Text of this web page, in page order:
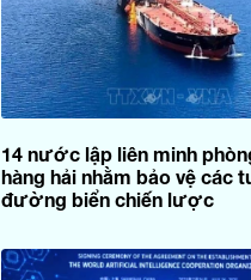
14 nước lập liên minh
hàng hải nhằm bảo vệ các
đường biển chiến lược